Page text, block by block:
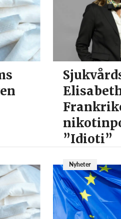
”Idioti”
Nyheter